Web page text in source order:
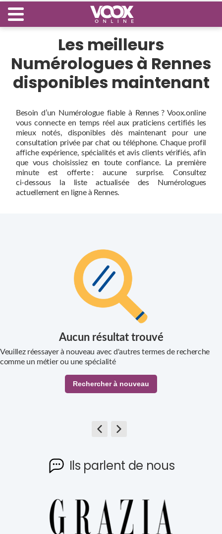
Les meilleurs
Numérologues à Rennes
disponibles maintenant
Besoin d’un Numérologue fiable à Rennes ? Voox.online
vous connecte en temps réel aux praticiens certifiés les
mieux notés, disponibles dès maintenant pour une
consultation privée par chat ou téléphone. Chaque profil
affiche expérience, spécialités et avis clients vérifiés, afin
que vous choisissiez en toute confiance. La première
minute est offerte : aucune surprise. Consultez
ci‑dessous la liste actualisée des Numérologues
actuellement en ligne à Rennes.
Aucun résultat trouvé
Veuillez réessayer à nouveau avec d'autres termes de recherche
comme un métier ou une spécialité
Rechercher à nouveau
Ils parlent de nous